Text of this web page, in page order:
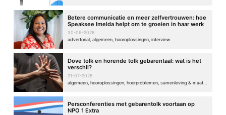
Betere communicatie en meer zelfvertrouwen: hoe
Speaksee Imelda helpt om te groeien in haar werk
30-06-2026
advertorial, algemeen, hooroplossingen, interview
Dove tolk en horende tolk gebarentaal: wat is het
verschil?
21-07-2026
Persconferenties met gebarentolk voortaan op
NPO 1 Extra